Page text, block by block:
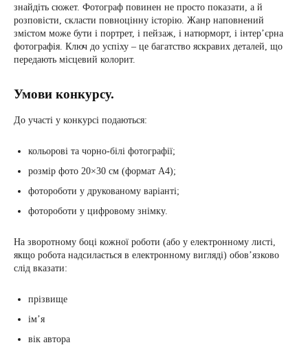
знайдіть сюжет. Фотограф повинен не просто показати, а й
розповісти, скласти повноцінну історію. Жанр наповнений
змістом може бути і портрет, і пейзаж, і натюрморт, і інтер’єрна
фотографія. Ключ до успіху – це багатство яскравих деталей, що
передають місцевий колорит.
Умови конкурсу.
До участі у конкурсі подаються:
кольорові та чорно-білі фотографії;
розмір фото 20×30 см (формат A4);
фотороботи у друкованому варіанті;
фотороботи у цифровому знімку.
На зворотному боці кожної роботи (або у електронному листі,
якщо робота надсилається в електронному вигляді) обов’язково
слід вказати:
прізвище
ім’я
вік автора